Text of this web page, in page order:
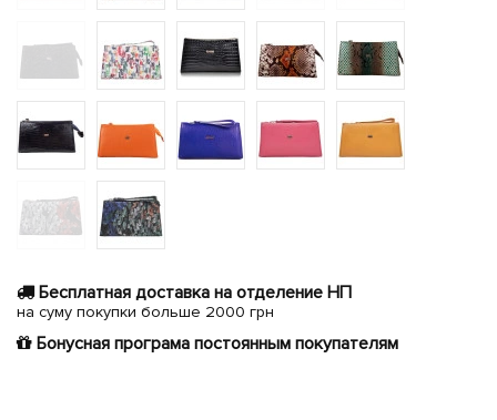
Бесплатная доставка на отделение НП
на суму покупки больше 2000 грн
Бонусная програма постоянным покупателям